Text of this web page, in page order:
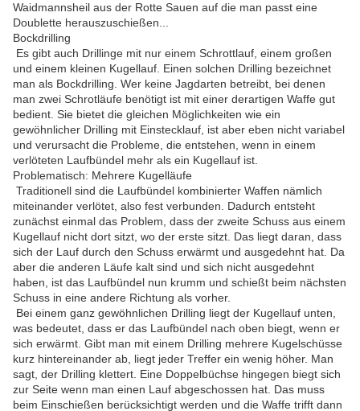
Waidmannsheil aus der Rotte Sauen auf die man passt eine
Doublette herauszuschießen...
Bockdrilling
Es gibt auch Drillinge mit nur einem Schrottlauf, einem großen
und einem kleinen Kugellauf. Einen solchen Drilling bezeichnet
man als Bockdrilling. Wer keine Jagdarten betreibt, bei denen
man zwei Schrotläufe benötigt ist mit einer derartigen Waffe gut
bedient. Sie bietet die gleichen Möglichkeiten wie ein
gewöhnlicher Drilling mit Einstecklauf, ist aber eben nicht variabel
und verursacht die Probleme, die entstehen, wenn in einem
verlöteten Laufbündel mehr als ein Kugellauf ist.
Problematisch: Mehrere Kugelläufe
Traditionell sind die Laufbündel kombinierter Waffen nämlich
miteinander verlötet, also fest verbunden. Dadurch entsteht
zunächst einmal das Problem, dass der zweite Schuss aus einem
Kugellauf nicht dort sitzt, wo der erste sitzt. Das liegt daran, dass
sich der Lauf durch den Schuss erwärmt und ausgedehnt hat. Da
aber die anderen Läufe kalt sind und sich nicht ausgedehnt
haben, ist das Laufbündel nun krumm und schießt beim nächsten
Schuss in eine andere Richtung als vorher.
Bei einem ganz gewöhnlichen Drilling liegt der Kugellauf unten,
was bedeutet, dass er das Laufbündel nach oben biegt, wenn er
sich erwärmt. Gibt man mit einem Drilling mehrere Kugelschüsse
kurz hintereinander ab, liegt jeder Treffer ein wenig höher. Man
sagt, der Drilling klettert. Eine Doppelbüchse hingegen biegt sich
zur Seite wenn man einen Lauf abgeschossen hat. Das muss
beim Einschießen berücksichtigt werden und die Waffe trifft dann